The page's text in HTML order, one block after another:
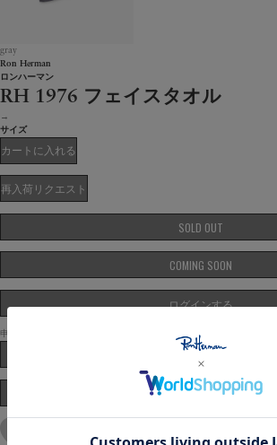
gray
Ron Herman
ロンハーマン
RH 1976 フェイスタオル
→
サイズ
カートに入れる
再入荷リクエスト
SOLD OUT
COMING SOON
ログインする
申し込みにはログインが必要です。
抽選エントリー済み
ASK